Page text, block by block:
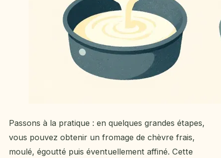
Passons à la pratique : en quelques grandes étapes,
vous pouvez obtenir un fromage de chèvre frais,
moulé, égoutté puis éventuellement affiné. Cette